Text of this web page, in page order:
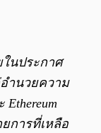
นประกาศ
อำนวยความ
การที่เหลือ